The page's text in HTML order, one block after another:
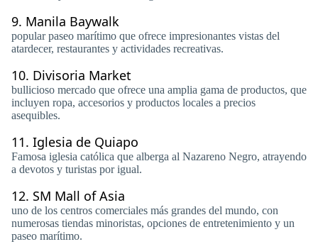
9. Manila Baywalk
popular paseo marítimo que ofrece impresionantes vistas del
atardecer, restaurantes y actividades recreativas.
10. Divisoria Market
bullicioso mercado que ofrece una amplia gama de productos, que
incluyen ropa, accesorios y productos locales a precios
asequibles.
11. Iglesia de Quiapo
Famosa iglesia católica que alberga al Nazareno Negro, atrayendo
a devotos y turistas por igual.
12. SM Mall of Asia
uno de los centros comerciales más grandes del mundo, con
numerosas tiendas minoristas, opciones de entretenimiento y un
paseo marítimo.